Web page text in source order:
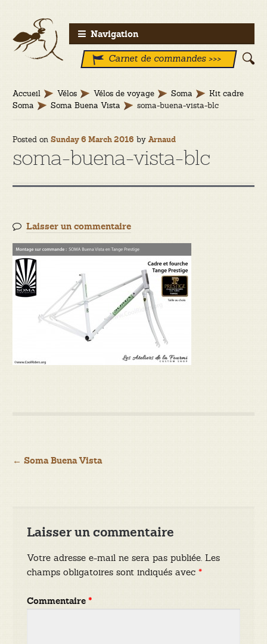
Aller
à
Aller
au
contenu
Navigation
Carnet de commandes >>>
Accueil Vélos Vélos de voyage Soma
Kit cadre
Soma
Soma Buena Vista soma-buena-vista-blc
Posted on Sunday 6 March 2016 by Arnaud
soma-buena-vista-blc
Laisser un commentaire
Navigation
← Soma Buena Vista
Laisser un commentaire
Votre adresse e-mail ne sera pas publiée. Les
champs obligatoires sont indiqués avec*
Commentaire*